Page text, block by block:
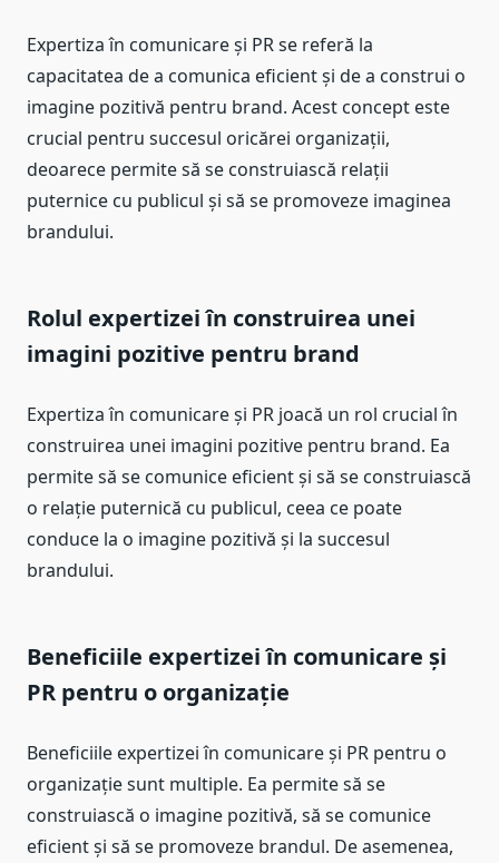
Expertiza în comunicare și PR se referă la
capacitatea de a comunica eficient și de a construi o
imagine pozitivă pentru brand. Acest concept este
crucial pentru succesul oricărei organizații,
deoarece permite să se construiască relații
puternice cu publicul și să se promoveze imaginea
brandului.
Rolul expertizei în construirea unei
imagini pozitive pentru brand
Expertiza în comunicare și PR joacă un rol crucial în
construirea unei imagini pozitive pentru brand. Ea
permite să se comunice eficient și să se construiască
o relație puternică cu publicul, ceea ce poate
conduce la o imagine pozitivă și la succesul
brandului.
Beneficiile expertizei în comunicare și
PR pentru o organizație
Beneficiile expertizei în comunicare și PR pentru o
organizație sunt multiple. Ea permite să se
construiască o imagine pozitivă, să se comunice
eficient și să se promoveze brandul. De asemenea,